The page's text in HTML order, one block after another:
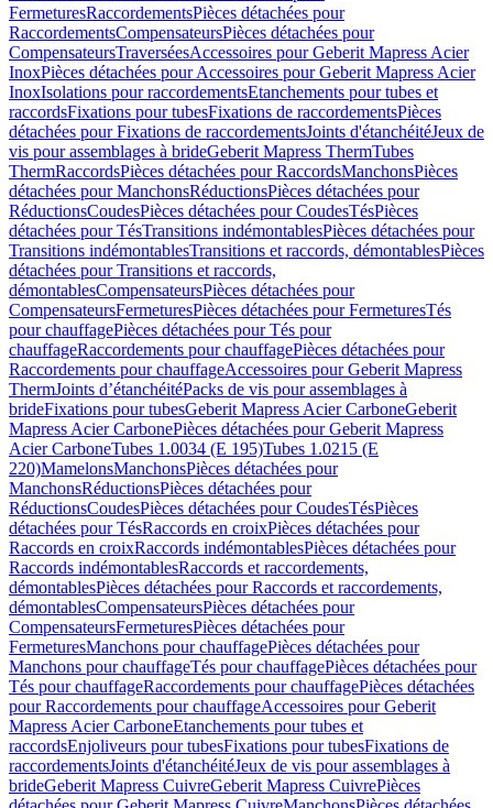
FermeturesRaccordementsPièces détachées pour
RaccordementsCompensateursPièces détachées pour
CompensateursTraverséesAccessoires pour Geberit Mapress Acier
InoxPièces détachées pour Accessoires pour Geberit Mapress Acier
InoxIsolations pour raccordementsEtanchements pour tubes et
raccordsFixations pour tubesFixations de raccordementsPièces
détachées pour Fixations de raccordementsJoints d'étanchéitéJeux de
vis pour assemblages à brideGeberit Mapress ThermTubes
ThermRaccordsPièces détachées pour RaccordsManchonsPièces
détachées pour ManchonsRéductionsPièces détachées pour
RéductionsCoudesPièces détachées pour CoudesTésPièces
détachées pour TésTransitions indémontablesPièces détachées pour
Transitions indémontablesTransitions et raccords, démontablesPièces
détachées pour Transitions et raccords,
démontablesCompensateursPièces détachées pour
CompensateursFermeturesPièces détachées pour FermeturesTés
pour chauffagePièces détachées pour Tés pour
chauffageRaccordements pour chauffagePièces détachées pour
Raccordements pour chauffageAccessoires pour Geberit Mapress
ThermJoints d’étanchéitéPacks de vis pour assemblages à
brideFixations pour tubesGeberit Mapress Acier CarboneGeberit
Mapress Acier CarbonePièces détachées pour Geberit Mapress
Acier CarboneTubes 1.0034 (E 195)Tubes 1.0215 (E
220)MamelonsManchonsPièces détachées pour
ManchonsRéductionsPièces détachées pour
RéductionsCoudesPièces détachées pour CoudesTésPièces
détachées pour TésRaccords en croixPièces détachées pour
Raccords en croixRaccords indémontablesPièces détachées pour
Raccords indémontablesRaccords et raccordements,
démontablesPièces détachées pour Raccords et raccordements,
démontablesCompensateursPièces détachées pour
CompensateursFermeturesPièces détachées pour
FermeturesManchons pour chauffagePièces détachées pour
Manchons pour chauffageTés pour chauffagePièces détachées pour
Tés pour chauffageRaccordements pour chauffagePièces détachées
pour Raccordements pour chauffageAccessoires pour Geberit
Mapress Acier CarboneEtanchements pour tubes et
raccordsEnjoliveurs pour tubesFixations pour tubesFixations de
raccordementsJoints d'étanchéitéJeux de vis pour assemblages à
brideGeberit Mapress CuivreGeberit Mapress CuivrePièces